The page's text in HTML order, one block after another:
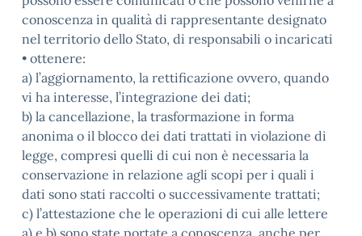
conoscenza in qualità di rappresentante designato
nel territorio dello Stato, di responsabili o incaricati
• ottenere:
a) l’aggiornamento, la rettificazione ovvero, quando
vi ha interesse, l’integrazione dei dati;
b) la cancellazione, la trasformazione in forma
anonima o il blocco dei dati trattati in violazione di
legge, compresi quelli di cui non è necessaria la
conservazione in relazione agli scopi per i quali i
dati sono stati raccolti o successivamente trattati;
c) l’attestazione che le operazioni di cui alle lettere
a) e b) sono state portate a conoscenza, anche per